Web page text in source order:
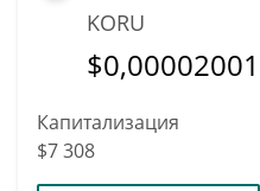
KORU
$0,00002001
Капитализация
$7 308